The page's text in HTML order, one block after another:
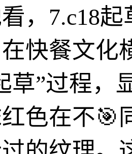
，7.c18
快餐文化
草”过程，
色在不🎯